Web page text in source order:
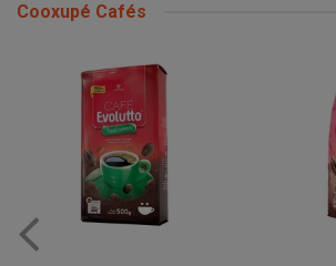
Cooxupé Cafés